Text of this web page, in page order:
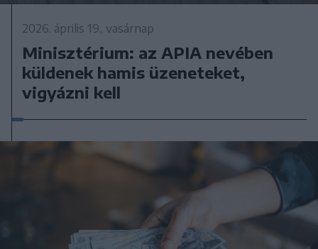
2026. április 19., vasárnap
Minisztérium: az APIA nevében
küldenek hamis üzeneteket,
vigyázni kell